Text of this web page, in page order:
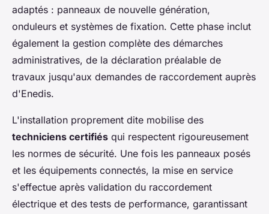
adaptés : panneaux de nouvelle génération,
onduleurs et systèmes de fixation. Cette phase inclut
également la gestion complète des démarches
administratives, de la déclaration préalable de
travaux jusqu'aux demandes de raccordement auprès
d'Enedis.
L'installation proprement dite mobilise des
techniciens certifiés qui respectent rigoureusement
les normes de sécurité. Une fois les panneaux posés
et les équipements connectés, la mise en service
s'effectue après validation du raccordement
électrique et des tests de performance, garantissant